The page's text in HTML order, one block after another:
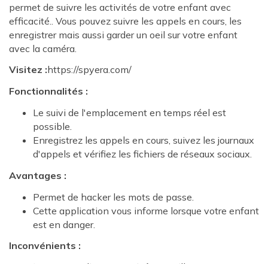
permet de suivre les activités de votre enfant avec
efficacité.. Vous pouvez suivre les appels en cours, les
enregistrer mais aussi garder un oeil sur votre enfant
avec la caméra.
Visitez :https://spyera.com/
Fonctionnalités :
Le suivi de l'emplacement en temps réel est
possible.
Enregistrez les appels en cours, suivez les journaux
d'appels et vérifiez les fichiers de réseaux sociaux.
Avantages :
Permet de hacker les mots de passe.
Cette application vous informe lorsque votre enfant
est en danger.
Inconvénients :